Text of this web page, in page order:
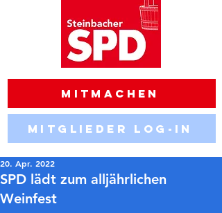
Mitglieder Log-in
Mitmachen
SPD lädt zum alljährlichen
Weinfest
20. Apr. 2022